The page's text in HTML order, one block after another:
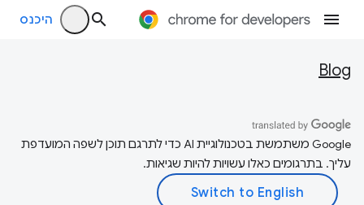
היכנס
Blog
‫Google משתמשת בטכנולוגיית AI כדי לתרגם תוכן לשפה המועדפת
עליך. בתרגומים כאלו עשויות להיות שגיאות.